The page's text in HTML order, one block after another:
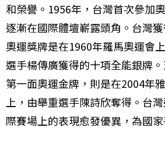
和榮譽。1956年，台灣首次參加
逐漸在國際體壇嶄露頭角。台灣
奧運獎牌是在1960年羅馬奧運會
選手楊傳廣獲得的十項全能銀牌
第一面奧運金牌，則是在2004年
上，由舉重選手陳詩欣奪得。台
際賽場上的表現愈發優異，為國家